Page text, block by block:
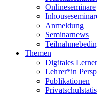
Onlineseminare
Anmeldung
Seminarnews
Themen
Digitales
Lehrer*in
Publikationen